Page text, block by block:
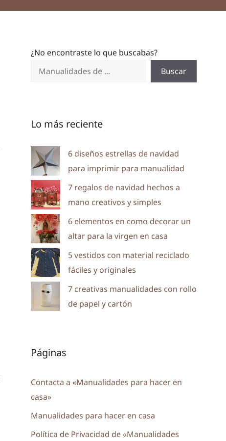
¿No encontraste lo que buscabas?
Buscar
Lo más reciente
6 diseños estrellas de navidad
para imprimir para manualidad
7 regalos de navidad hechos a
mano creativos y simples
6 elementos en como decorar un
altar para la virgen en casa
5 vestidos con material reciclado
fáciles y originales
7 creativas manualidades con rollo
de papel y cartón
Páginas
Contacta a «Manualidades para hacer en
casa»
Manualidades para hacer en casa
Política de Privacidad de «Manualidades